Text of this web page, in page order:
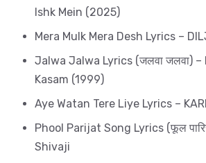
Ishk Mein (2025)
Mera Mulk Mera Desh Lyrics –
Jalwa Jalwa Lyrics (जलवा जलवा)
Kasam (1999)
Aye Watan Tere Liye Lyrics –
Phool Parijat Song Lyrics (फूल
Shivaji